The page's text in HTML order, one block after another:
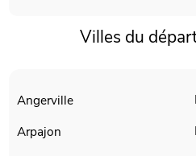
Villes du
Angerville
Arpajon